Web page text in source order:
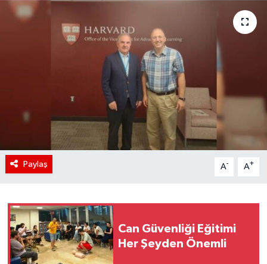
Paylaş A- A+
Can Güvenliği Eğitimi
Her Şeyden Önemli